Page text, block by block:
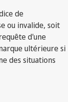
de
ou invalide, soit
d'une
ultérieure si
des situations